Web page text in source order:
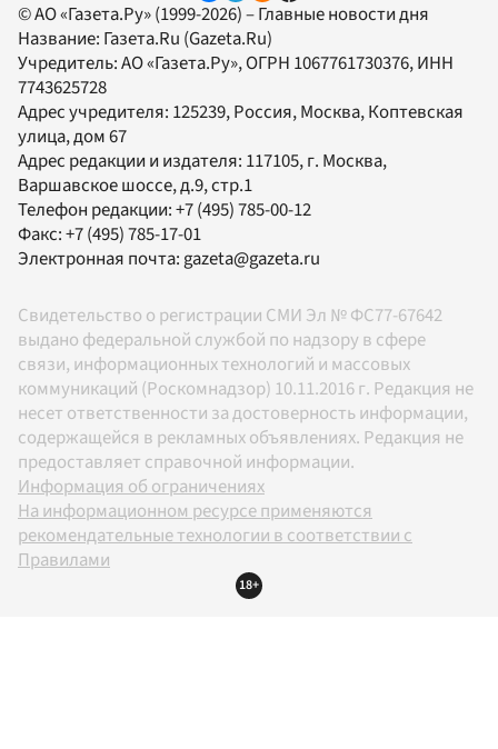
© АО «Газета.Ру» (1999-2026) – Главные новости дня
Название: Газета.Ru (Gazeta.Ru)
Учредитель:АО «Газета.Ру», ОГРН 1067761730376, ИНН
7743625728
Адрес учредителя: 125239, Россия, Москва, Коптевская
улица, дом 67
Адрес редакции и издателя: 117105, г. Москва,
Варшавское шоссе, д.9, стр.1
Телефон редакции:+7 (495) 785-00-12
Факс:+7 (495) 785-17-01
Электронная почта:gazeta@gazeta.ru
Свидетельство о регистрации СМИ Эл № ФС77-67642
выдано федеральной службой по надзору в сфере
связи, информационных технологий и массовых
коммуникаций (Роскомнадзор) 10.11.2016 г. Редакция не
несет ответственности за достоверность информации,
содержащейся в рекламных объявлениях. Редакция не
предоставляет справочной информации.
Информация об ограничениях
На информационном ресурсе применяются
рекомендательные технологии в соответствии с
Правилами
18+